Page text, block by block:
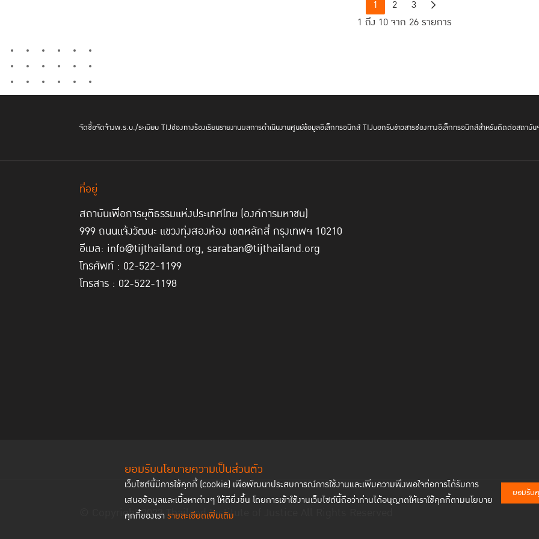
ยอมรับนโยบายความเป็นส่วนตัว
เว็บไซต์นี้มีการใช้คุกกี้ (cookie) เพื่อพัฒนาประสบการณ์การใช้งานและเพิ่มความพึงพอใจต่อการได้รับการ
เสนอข้อมูลและเนื้อหาต่างๆ ให้ดียิ่งขึ้น โดยการเข้าใช้งานเว็บไซต์นี้ถือว่าท่านได้อนุญาตให้เราใช้คุกกี้ตามนโยบาย
คุกกี้ของเรา รายละเอียดเพิ่มเติม
ยอมรับ
1 2
3
1 ถึง 10 จาก 26 รายการ
จัดซื้อจัดจ้างพ.ร.บ./ระเบียบ TIJช่องทางร้องเรียนรายงานผลการดำเนินงานศูนย์ข้อมูลอิเล็กทรอนิกส์ TIJบอกรับข่าวสารช่องทางอิเล็กทรอนิกส์สำหรับติดต่อสถาบัน
ที่อยู่
สถาบันเพื่อการยุติธรรมแห่งประเทศไทย (องค์การมหาชน)
999 ถนนแจ้งวัฒนะ แขวงทุ่งสองห้อง เขตหลักสี่ กรุงเทพฯ 10210
อีเมล: info@tijthailand.org, saraban@tijthailand.org
โทรศัพท์ : 02-522-1199
โทรสาร : 02-522-1198
© Copyright 2023 Thailand Institute of Justice All Rights Reserved